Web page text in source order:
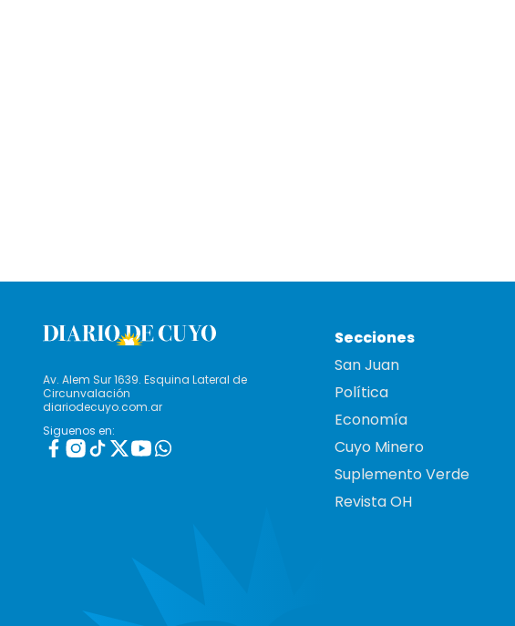
Av. Alem Sur 1639. Esquina Lateral de
Circunvalación
diariodecuyo.com.ar
Siguenos en:
Secciones
San Juan
Política
Economía
Cuyo Minero
Suplemento Verde
Revista OH